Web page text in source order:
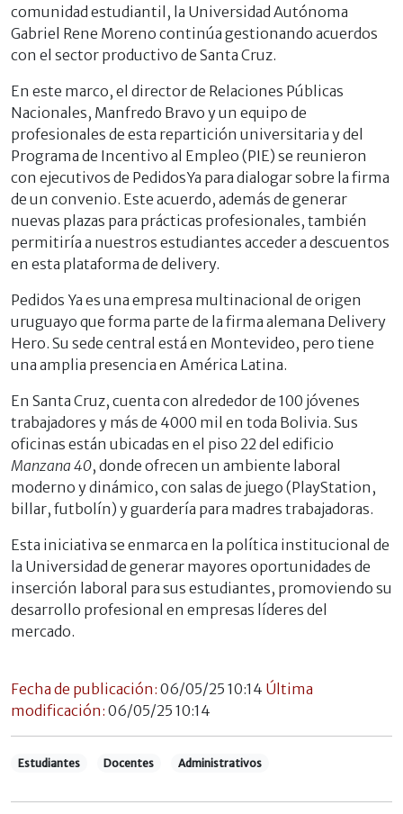
comunidad estudiantil, la Universidad Autónoma
Gabriel Rene Moreno continúa gestionando acuerdos
con el sector productivo de Santa Cruz.
En este marco, el director de Relaciones Públicas
Nacionales, Manfredo Bravo y un equipo de
profesionales de esta repartición universitaria y del
Programa de Incentivo al Empleo (PIE) se reunieron
con ejecutivos de PedidosYa para dialogar sobre la firma
de un convenio. Este acuerdo, además de generar
nuevas plazas para prácticas profesionales, también
permitiría a nuestros estudiantes acceder a descuentos
en esta plataforma de delivery.
Pedidos Ya es una empresa multinacional de origen
uruguayo que forma parte de la firma alemana Delivery
Hero. Su sede central está en Montevideo, pero tiene
una amplia presencia en América Latina.
En Santa Cruz, cuenta con alrededor de 100 jóvenes
trabajadores y más de 4000 mil en toda Bolivia. Sus
oficinas están ubicadas en el piso 22 del edificio
Manzana 40, donde ofrecen un ambiente laboral
moderno y dinámico, con salas de juego (PlayStation,
billar, futbolín) y guardería para madres trabajadoras.
Esta iniciativa se enmarca en la política institucional de
la Universidad de generar mayores oportunidades de
inserción laboral para sus estudiantes, promoviendo su
desarrollo profesional en empresas líderes del
mercado.
Fecha de publicación: 06/05/25 10:14 Última
modificación: 06/05/25 10:14
Estudiantes Docentes Administrativos